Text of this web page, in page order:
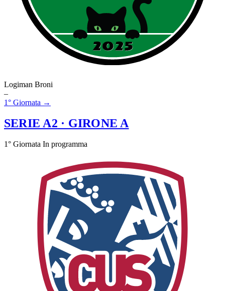
Logiman Broni
–
1° Giornata →
SERIE A2 · GIRONE A
1° Giornata In programma